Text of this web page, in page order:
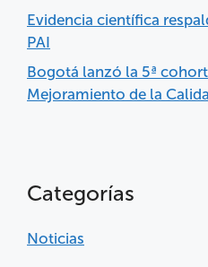
Evidencia científica
PAI
Bogotá lanzó la 5ª
Mejoramiento de la
Categorías
Noticias